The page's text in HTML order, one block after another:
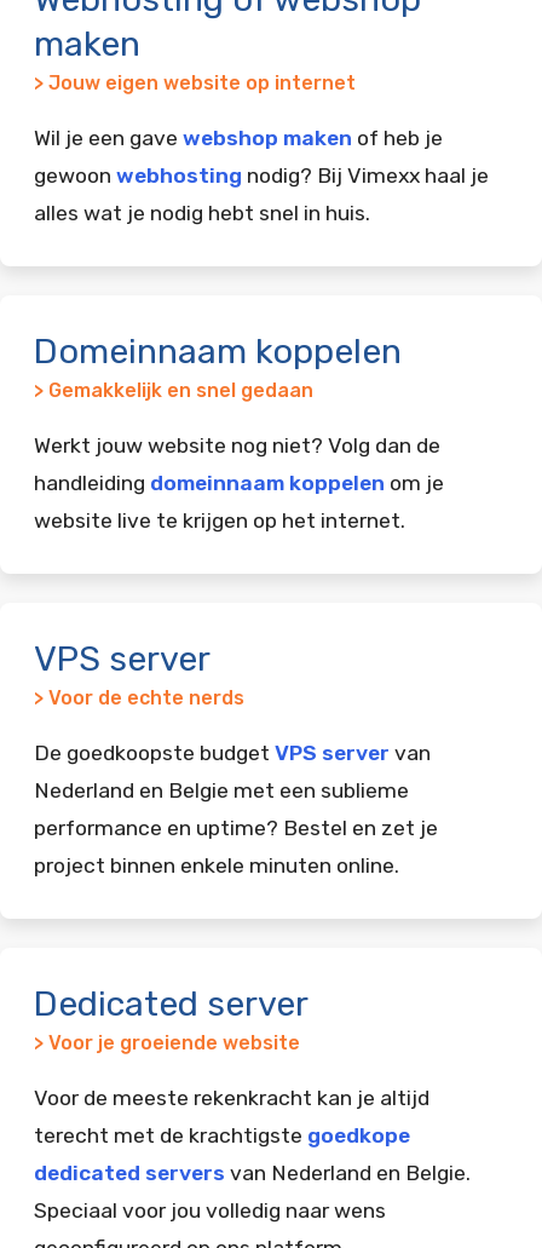
maken
> Jouw eigen website op internet
Wil je een gave webshop maken of heb je
gewoon webhosting nodig? Bij Vimexx haal je
alles wat je nodig hebt snel in huis.
Domeinnaam koppelen
> Gemakkelijk en snel gedaan
Werkt jouw website nog niet? Volg dan de
handleiding domeinnaam koppelen om je
website live te krijgen op het internet.
VPS server
> Voor de echte nerds
De goedkoopste budget VPS server van
Nederland en Belgie met een sublieme
performance en uptime? Bestel en zet je
project binnen enkele minuten online.
Dedicated server
> Voor je groeiende website
Voor de meeste rekenkracht kan je altijd
terecht met de krachtigste goedkope
dedicated servers van Nederland en Belgie.
Speciaal voor jou volledig naar wens